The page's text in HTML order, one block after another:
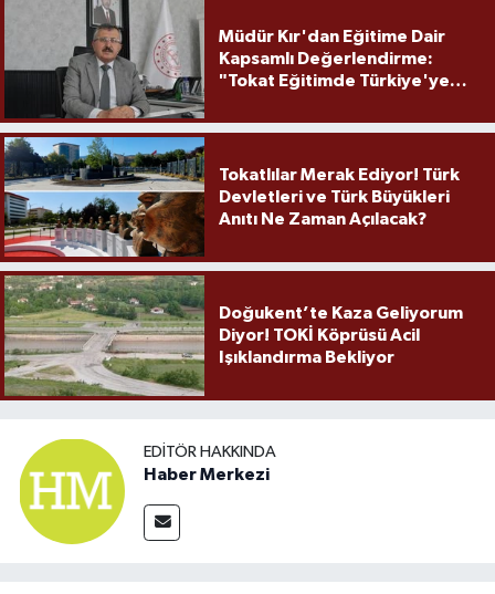
Müdür Kır'dan Eğitime Dair
Kapsamlı Değerlendirme:
"Tokat Eğitimde Türkiye'ye
Tokatlılar Merak Ediyor! Türk
Devletleri ve Türk Büyükleri
Anıtı Ne Zaman Açılacak?
Doğukent’te Kaza Geliyorum
Diyor! TOKİ Köprüsü Acil
Işıklandırma Bekliyor
EDITÖR HAKKINDA
Haber Merkezi